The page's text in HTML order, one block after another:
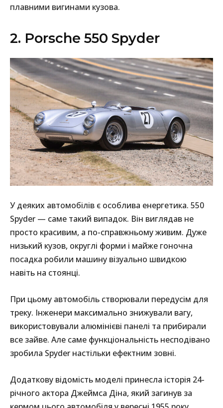
плавними вигинами кузова.
2. Porsche 550 Spyder
У деяких автомобілів є особлива енергетика. 550
Spyder — саме такий випадок. Він виглядав не
просто красивим, а по-справжньому живим. Дуже
низький кузов, округлі форми і майже гоночна
посадка робили машину візуально швидкою
навіть на стоянці.
При цьому автомобіль створювали передусім для
треку. Інженери максимально знижували вагу,
використовували алюмінієві панелі та прибирали
все зайве. Але саме функціональність несподівано
зробила Spyder настільки ефектним зовні.
Додаткову відомість моделі принесла історія 24-
річного актора Джеймса Діна, який загинув за